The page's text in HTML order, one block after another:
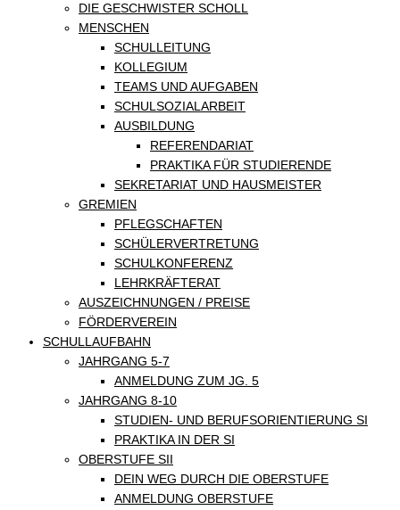
DIE GESCHWISTER SCHOLL
MENSCHEN
SCHULLEITUNG
KOLLEGIUM
TEAMS UND AUFGABEN
SCHULSOZIALARBEIT
AUSBILDUNG
REFERENDARIAT
PRAKTIKA FÜR STUDIERENDE
SEKRETARIAT UND HAUSMEISTER
GREMIEN
PFLEGSCHAFTEN
SCHÜLERVERTRETUNG
SCHULKONFERENZ
LEHRKRÄFTERAT
AUSZEICHNUNGEN / PREISE
FÖRDERVEREIN
SCHULLAUFBAHN
JAHRGANG 5-7
ANMELDUNG ZUM JG. 5
JAHRGANG 8-10
STUDIEN- UND BERUFSORIENTIERUNG SI
PRAKTIKA IN DER SI
OBERSTUFE SII
DEIN WEG DURCH DIE OBERSTUFE
ANMELDUNG OBERSTUFE